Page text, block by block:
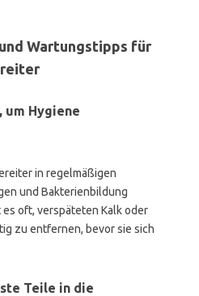
Wartungstipps für
um Hygiene
in regelmäßigen
und Bakterienbildung
oft, verspäteten Kalk oder
zu entfernen, bevor sie sich
Teile in die